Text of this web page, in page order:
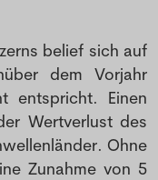
belief sich auf
dem Vorjahr
entspricht. Einen
Wertverlust des
Ohne
Zunahme von 5